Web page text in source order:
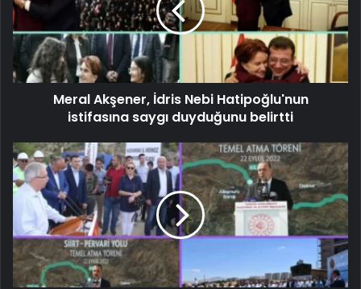
Meral Akşener, İdris Nebi Hatipoğlu'nun
istifasına saygı duyduğunu belirtti